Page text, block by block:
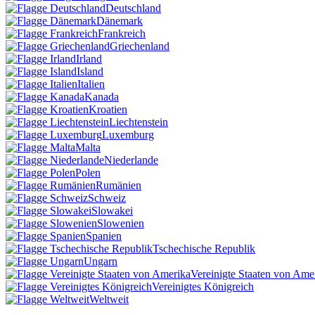
Deutschland
Dänemark
Frankreich
Griechenland
Irland
Island
Italien
Kanada
Kroatien
Liechtenstein
Luxemburg
Malta
Niederlande
Polen
Rumänien
Schweiz
Slowakei
Slowenien
Spanien
Tschechische Republik
Ungarn
Vereinigte Staaten von
Vereinigtes Königreich
Weltweit